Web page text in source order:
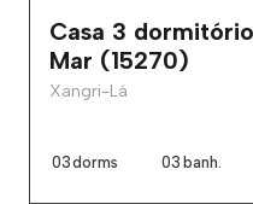
Casa 3
Mar (15270)
Xangri-Lá
03dorms 03 banh.